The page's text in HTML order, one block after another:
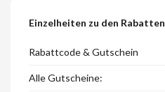
Einzelheiten zu den Rabatten
Rabattcode & Gutschein
Alle Gutscheine: